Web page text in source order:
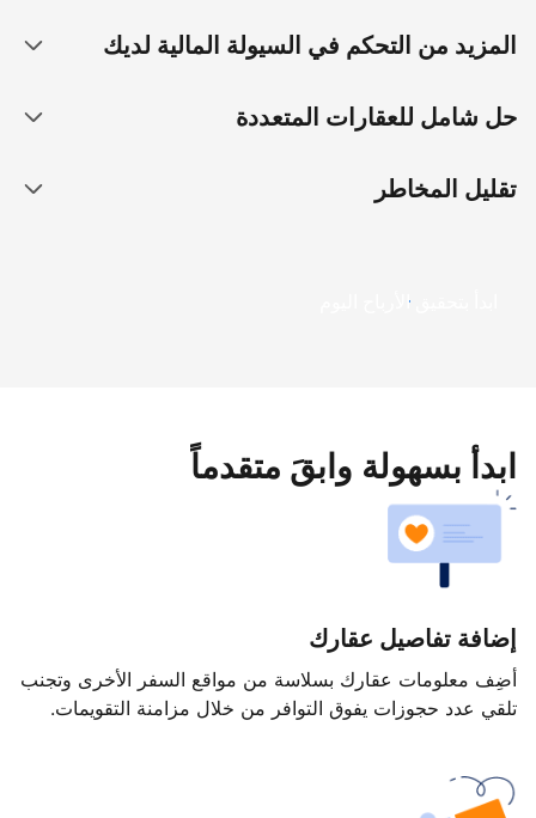
المزيد من التحكم في السيولة المالية لديك
حل شامل للعقارات المتعددة
تقليل المخاطر
ابدأ بتحقيق الأرباح اليوم
ابدأ بسهولة وابقَ متقدماً
إضافة تفاصيل عقارك
أضِف معلومات عقارك بسلاسة من مواقع السفر الأخرى وتجنب
تلقي عدد حجوزات يفوق التوافر من خلال مزامنة التقويمات.